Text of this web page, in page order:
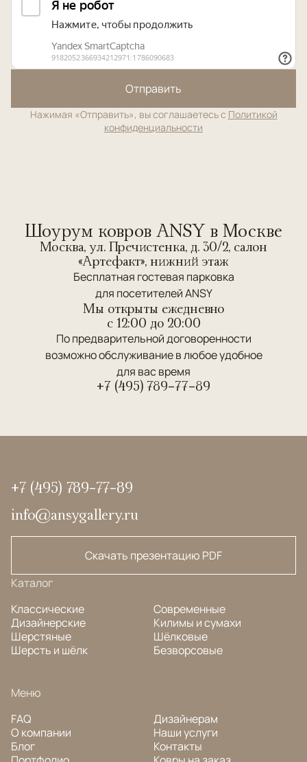
Отправить
Нажимая «Отправить», вы соглашаетесь с Политикой
конфиденциальности
Шоурум ковров ANSY в Москве
Москва, ул. Пречистенка, д. 30/2, салон
«Артефакт», нижний этаж
Бесплатная гостевая парковка
для посетителей ANSY
Мы открыты ежедневно
c 12:00 до 20:00
По предварительной договоренности
возможно обслуживание в любое удобное
для вас время
+7 (495) 789-77-89
+7 (495) 789-77-89
info@ansygallery.ru
Скачать презентацию PDF
Каталог
Классические
Дизайнерские
Шерстяные
Шерсть и шёлк
Современные
Килимы и сумахи
Шёлковые
Безворсовые
Меню
FAQ
О компании
Блог
Дизайнерам
Наши услуги
Контакты